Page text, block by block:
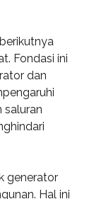
Fondasi ini
dan
saluran
generator
Hal ini